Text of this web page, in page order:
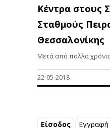
Κέντρα στους
Σταθμούς
Θεσσαλονίκης
Μετά από πολλά
22-05-2018
Είσοδος Εγγραφή